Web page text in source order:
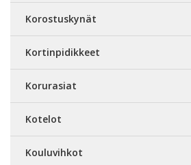
Korostuskynät
Kortinpidikkeet
Korurasiat
Kotelot
Kouluvihkot